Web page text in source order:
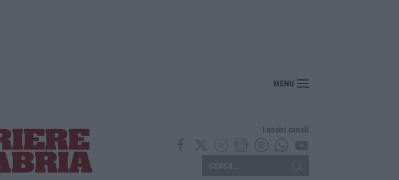
Situazione 118, Miserendino: «I servizi di emergenza soffrono ma i risultati arriveranno»
MENU
I nostri canali